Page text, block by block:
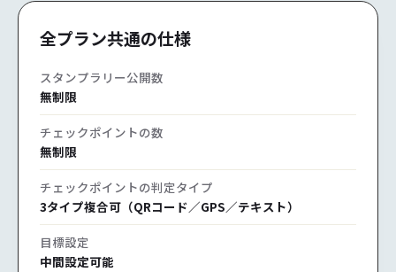
全プラン共通の仕様
スタンプラリー公開数
無制限
チェックポイントの数
無制限
チェックポイントの判定タイプ
3タイプ複合可（QRコード／GPS／テキスト）
目標設定
中間設定可能